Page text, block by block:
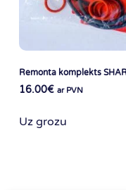
Remonta komplekts
16.00€ ar PVN
Uz grozu